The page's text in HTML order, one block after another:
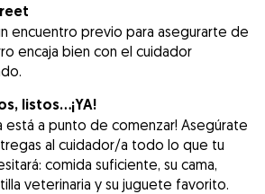
encuentro previo para asegurarte de
encaja bien con el cuidador
listos...¡YA!
está a punto de comenzar! Asegúrate
al cuidador/a todo lo que tu
comida suficiente, su cama,
veterinaria y su juguete favorito.